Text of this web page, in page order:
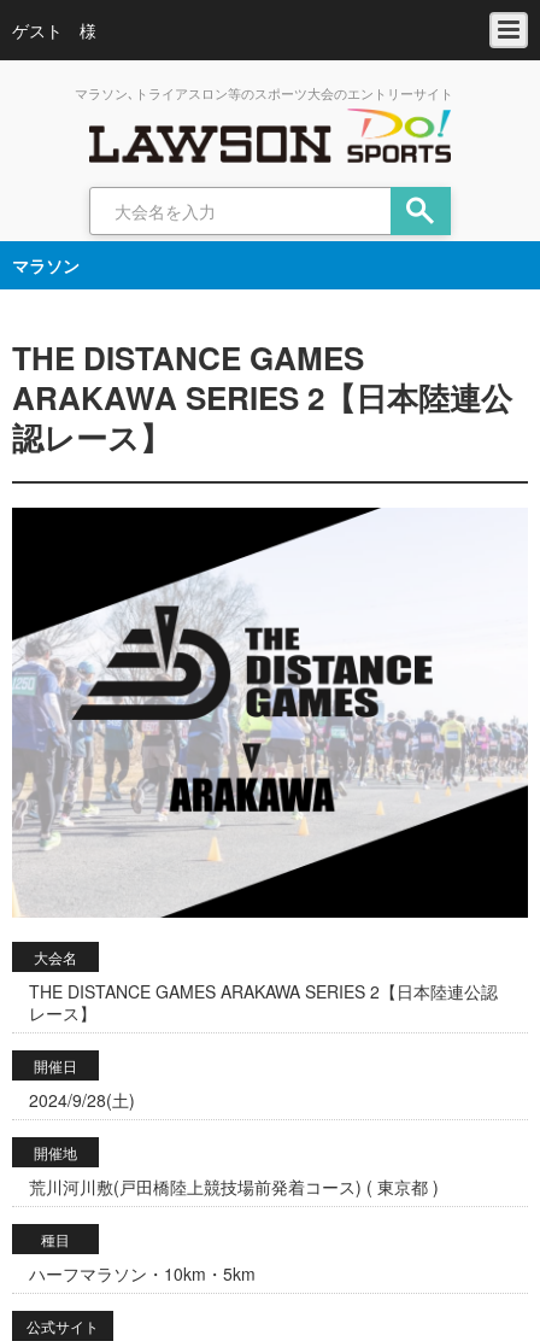
ゲスト 様
マラソン､トライアスロン等のスポーツ大会のエントリーサイト
マラソン
THE DISTANCE GAMES
ARAKAWA SERIES 2【日本陸連公
認レース】
大会名
THE DISTANCE GAMES ARAKAWA SERIES 2【日本陸連公認
レース】
開催日
2024/9/28(土)
開催地
荒川河川敷(戸田橋陸上競技場前発着コース) ( 東京都 )
種目
ハーフマラソン・10km・5km
公式サイト